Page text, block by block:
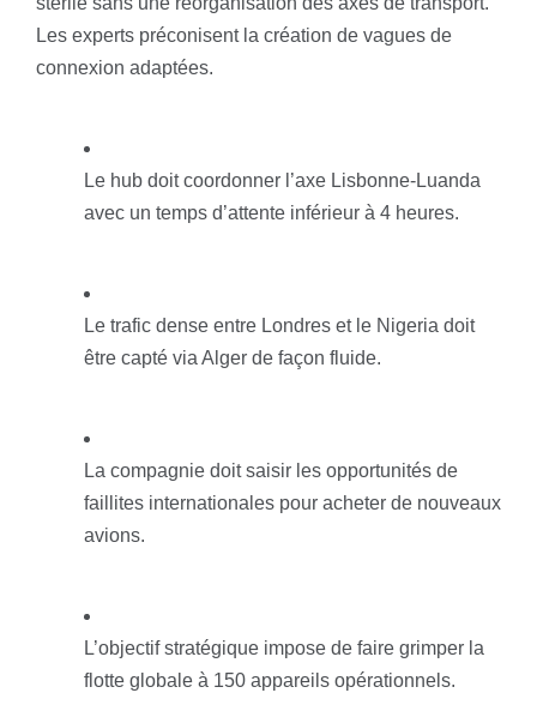
Les experts préconisent la création de vagues de
connexion adaptées.
Le hub doit coordonner l’axe Lisbonne-Luanda
avec un temps d’attente inférieur à 4 heures.
Le trafic dense entre Londres et le Nigeria doit
être capté via Alger de façon fluide.
La compagnie doit saisir les opportunités de
faillites internationales pour acheter de nouveaux
avions.
L’objectif stratégique impose de faire grimper la
flotte globale à 150 appareils opérationnels.